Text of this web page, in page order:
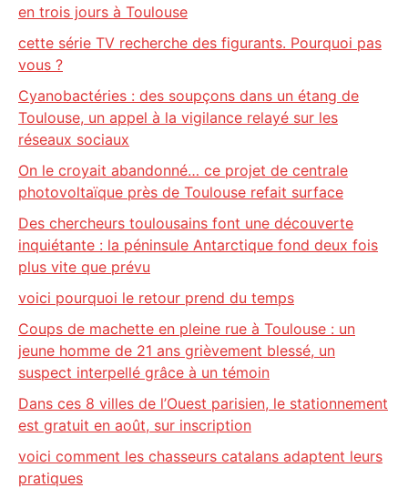
en trois jours à Toulouse
cette série TV recherche des figurants. Pourquoi pas
vous ?
Cyanobactéries : des soupçons dans un étang de
Toulouse, un appel à la vigilance relayé sur les
réseaux sociaux
On le croyait abandonné… ce projet de centrale
photovoltaïque près de Toulouse refait surface
Des chercheurs toulousains font une découverte
inquiétante : la péninsule Antarctique fond deux fois
plus vite que prévu
voici pourquoi le retour prend du temps
Coups de machette en pleine rue à Toulouse : un
jeune homme de 21 ans grièvement blessé, un
suspect interpellé grâce à un témoin
Dans ces 8 villes de l’Ouest parisien, le stationnement
est gratuit en août, sur inscription
voici comment les chasseurs catalans adaptent leurs
pratiques